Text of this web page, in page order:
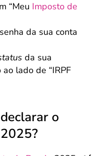
“Meu Imposto de
da sua conta
da sua
lado de “IRPF
o